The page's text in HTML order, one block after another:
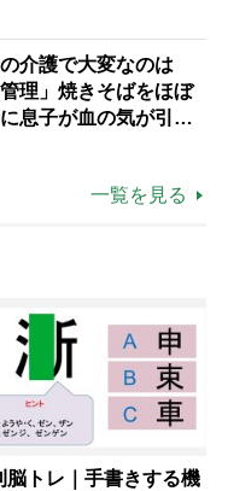
介護で大変なのは
管理」焼きそばをほぼ
息子が血の気が引い
一覧を見る
脳トレ｜手書きする機